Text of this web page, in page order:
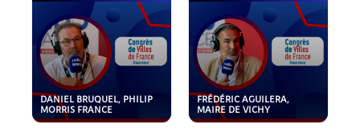
DANIEL BRUQUEL, PHILIP
MORRIS FRANCE
FRÉDÉRIC AGUILERA,
MAIRE DE VICHY